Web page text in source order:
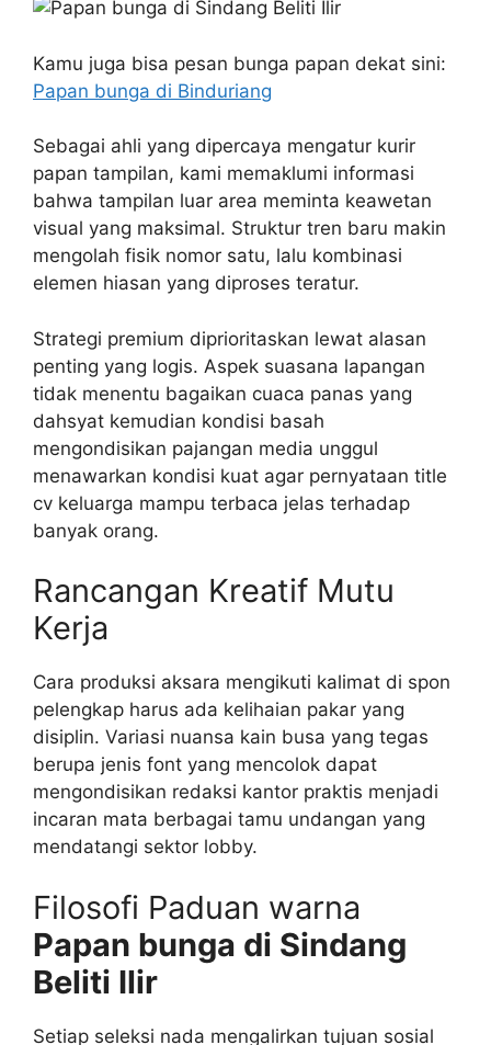
Kamu juga bisa pesan bunga papan dekat sini:
Papan bunga di Binduriang
Sebagai ahli yang dipercaya mengatur kurir
papan tampilan, kami memaklumi informasi
bahwa tampilan luar area meminta keawetan
visual yang maksimal. Struktur tren baru makin
mengolah fisik nomor satu, lalu kombinasi
elemen hiasan yang diproses teratur.
Strategi premium diprioritaskan lewat alasan
penting yang logis. Aspek suasana lapangan
tidak menentu bagaikan cuaca panas yang
dahsyat kemudian kondisi basah
mengondisikan pajangan media unggul
menawarkan kondisi kuat agar pernyataan title
cv keluarga mampu terbaca jelas terhadap
banyak orang.
Rancangan Kreatif Mutu
Kerja
Cara produksi aksara mengikuti kalimat di spon
pelengkap harus ada kelihaian pakar yang
disiplin. Variasi nuansa kain busa yang tegas
berupa jenis font yang mencolok dapat
mengondisikan redaksi kantor praktis menjadi
incaran mata berbagai tamu undangan yang
mendatangi sektor lobby.
Filosofi Paduan warna
Papan bunga di Sindang
Beliti Ilir
Setiap seleksi nada mengalirkan tujuan sosial